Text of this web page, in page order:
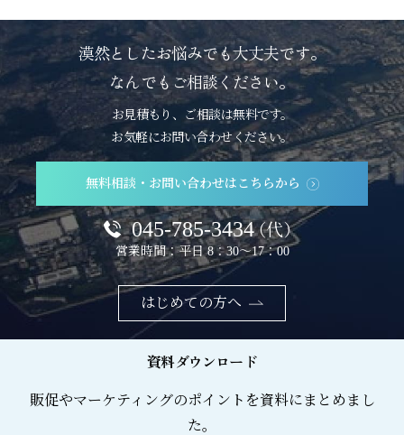
漠然としたお悩みでも大丈夫です。
なんでもご相談ください。
お見積もり、ご相談は無料です。
お気軽にお問い合わせください。
無料相談・お問い合わせはこちらから
045-785-3434（代）
営業時間：平日 8：30～17：00
はじめての方へ
資料ダウンロード
販促やマーケティングのポイントを資料にまとめまし
た。